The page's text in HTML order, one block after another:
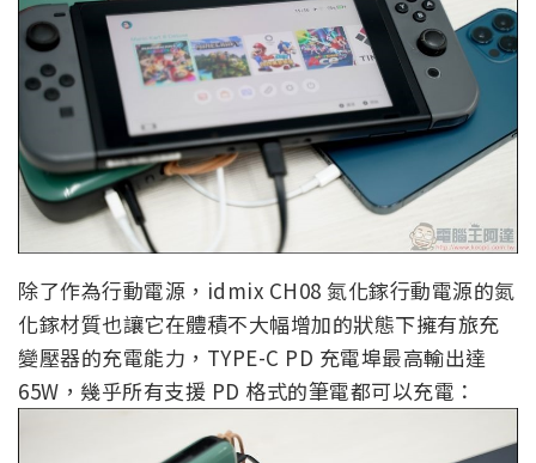
除了作為行動電源，idmix CH08 氮化鎵行動電源的氮
化鎵材質也讓它在體積不大幅增加的狀態下擁有旅充
變壓器的充電能力，TYPE-C PD 充電埠最高輸出達
65W，幾乎所有支援 PD 格式的筆電都可以充電：